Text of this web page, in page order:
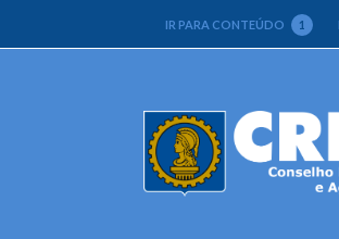
IR PARA CONTEÚDO 1